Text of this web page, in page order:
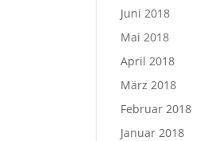
Juni 2018
Mai 2018
April 2018
März 2018
Februar 2018
Januar 2018